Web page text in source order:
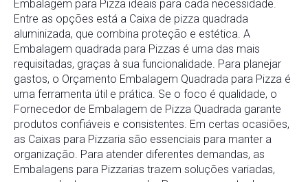
Embalagem para Pizza ideais para cada necessidade.
Entre as opções está a Caixa de pizza quadrada
aluminizada, que combina proteção e estética. A
Embalagem quadrada para Pizzas é uma das mais
requisitadas, graças à sua funcionalidade. Para planejar
gastos, o Orçamento Embalagem Quadrada para Pizza é
uma ferramenta útil e prática. Se o foco é qualidade, o
Fornecedor de Embalagem de Pizza Quadrada garante
produtos confiáveis e consistentes. Em certas ocasiões,
as Caixas para Pizzaria são essenciais para manter a
organização. Para atender diferentes demandas, as
Embalagens para Pizzarias trazem soluções variadas,